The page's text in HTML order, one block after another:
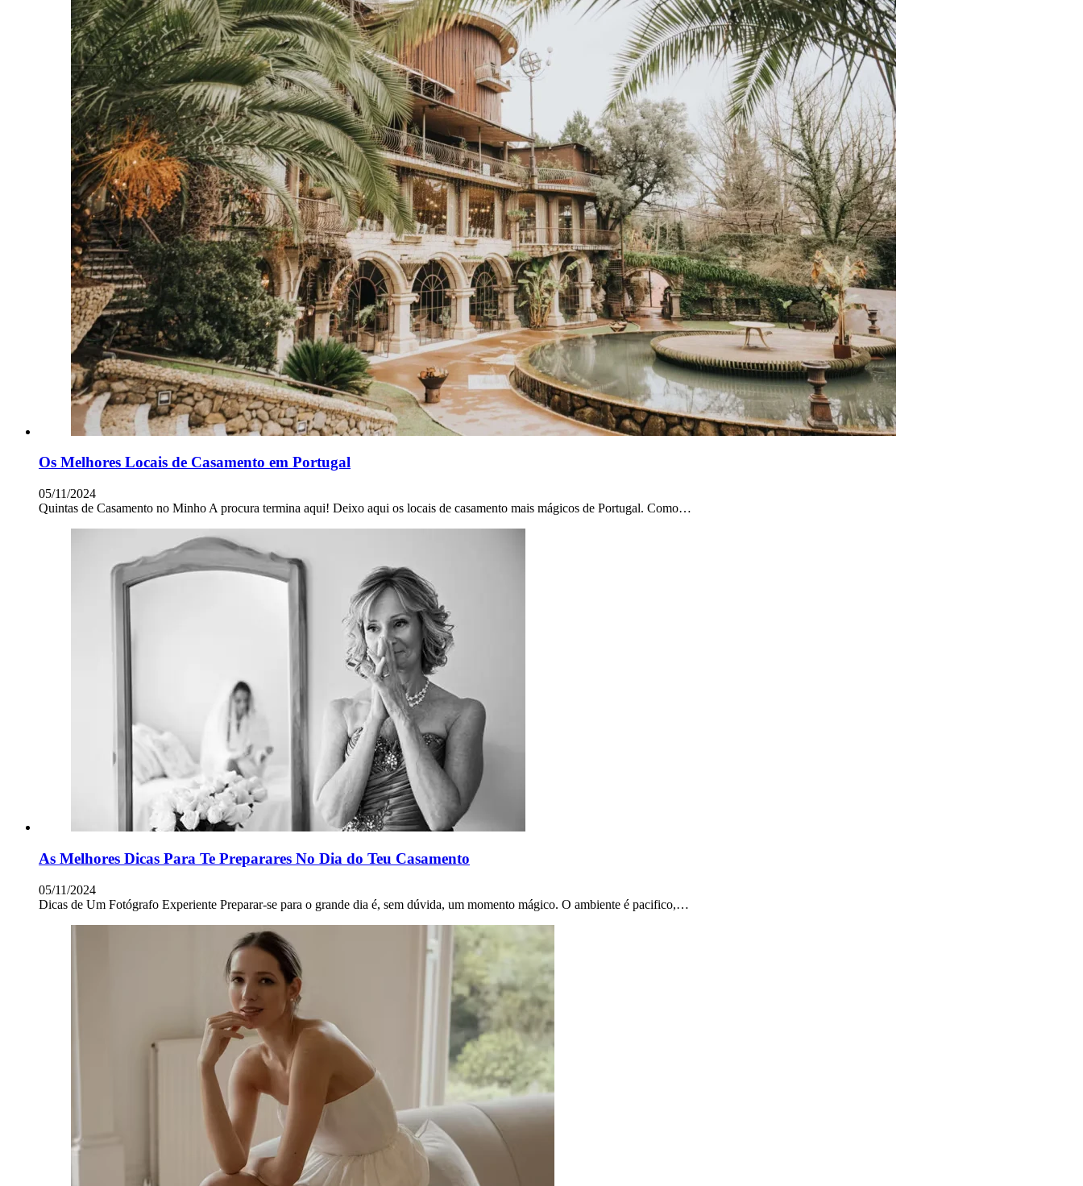
Os Melhores Locais de Casamento em Portugal
05/11/2024
Quintas de Casamento no Minho A procura termina aqui! Deixo aqui os locais de casamento mais mágicos de Portugal. Como…
As Melhores Dicas Para Te Preparares No Dia do Teu Casamento
05/11/2024
Dicas de Um Fotógrafo Experiente Preparar-se para o grande dia é, sem dúvida, um momento mágico. O ambiente é pacifico,…